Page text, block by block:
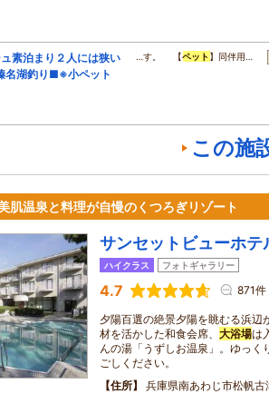
素泊まり２人には狭い
名湖釣り■※小ペット
…す。 【ペット 】同伴用…
この施
肌温泉と料理が自慢のくつろぎリゾート
サンセットビューホ
ハイクラス フォトギャラリー
4.7 871件
夕陽百選の絶景夕陽を眺むる浜辺
材を活かした和食会席、 大浴場は
んの湯「うずしお温泉」。ゆっく
ごしください。
住所
兵庫県南あわじ市松帆